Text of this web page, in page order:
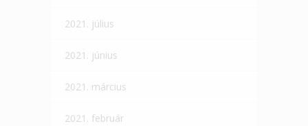
2021. július
2021. június
2021. március
2021. február